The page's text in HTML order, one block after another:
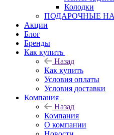
Колодки
ПОДАРОЧНЫЕ
Акции
Блог
Бренды
Как купить
Назад
Как купить
Условия оплаты
Условия доставки
Компания
Назад
Компания
О компании